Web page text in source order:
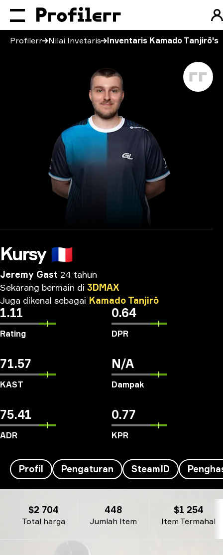
Profilerr Nilai Invetaris Inventaris Kamado Tanjirō's
Kursy 🇫🇷
Jeremy Gast 24 tahun
Sekarang bermain di 3DMAX
Juga dikenal sebagai Kamado Tanjirō
1.11
Rating
0.64
DPR
71.57
KAST
N/A
Dampak
75.41
ADR
0.77
KPR
Profil Pengaturan SteamID
Total harga
$2 704
Jumlah Item
448
Item Termahal
$1 254